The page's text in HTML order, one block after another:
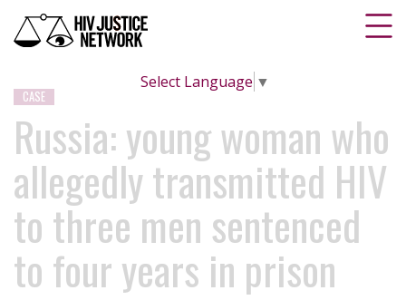
Select Language ▼
CASE
Russia: young woman who
allegedly transmitted HIV
to three men sentenced
to four years in prison